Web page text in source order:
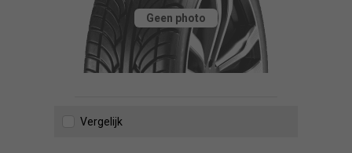
Geen photo
Vergelijk